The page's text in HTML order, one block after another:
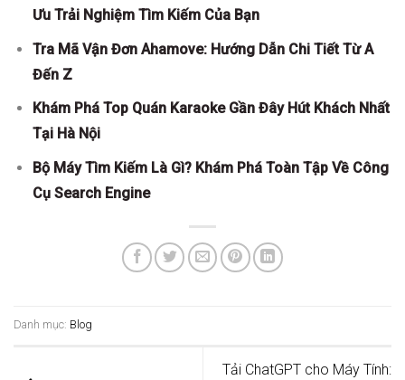
Ưu Trải Nghiệm Tìm Kiếm Của Bạn
Tra Mã Vận Đơn Ahamove: Hướng Dẫn Chi Tiết Từ A
Đến Z
Khám Phá Top Quán Karaoke Gần Đây Hút Khách Nhất
Tại Hà Nội
Bộ Máy Tìm Kiếm Là Gì? Khám Phá Toàn Tập Về Công
Cụ Search Engine
Danh mục: Blog
Tải ChatGPT cho Máy Tính: